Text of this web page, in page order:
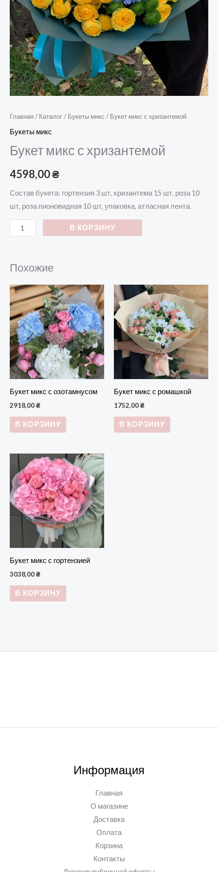
Главная / Каталог/ Букеты микс / Букет микс с хризантемой
Букеты микс
Букет микс с хризантемой
4598,00₴
Состав букета: гортензия 3 шт, хризантема 15 шт, роза 10
шт, роза пионовидная 10 шт, упаковка, атласная лента.
В КОРЗИНУ
Похожие
Букет микс с озотамнусом
2918,00₴
В КОРЗИНУ
Букет микс с ромашкой
1752,00₴
В КОРЗИНУ
Букет микс с гортензией
3038,00₴
В КОРЗИНУ
Информация
Главная
О магазине
Доставка
Оплата
Корзина
Контакты